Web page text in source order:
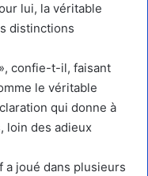
lui, la véritable
distinctions
confie-t-il, faisant
le véritable
qui donne à
loin des adieux
a joué dans plusieurs